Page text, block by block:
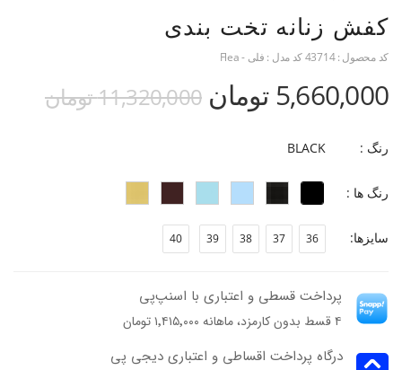
کفش زنانه تخت بندی
کد محصول :43714کد مدل : فلی - Flea
5,660,000 تومان 11,320,000 تومان
رنگ : BLACK
رنگ ها :
سایزها: 36
37
38
39
40
پرداخت قسطی و اعتباری با اسنپ‌پی
۴ قسط بدون کارمزد، ماهانه ۱٬۴۱۵٬۰۰۰ تومان
درگاه پرداخت اقساطی و اعتباری دیجی پی